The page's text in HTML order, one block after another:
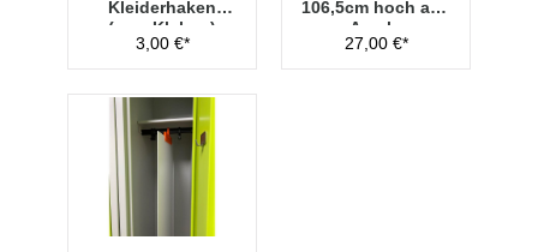
Kleiderhaken
(zum Kleben)
3,00 €*
106,5cm hoch aus
Acryl -
Transparent
27,00 €*